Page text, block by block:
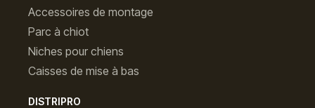
Accessoires de montage
Parc à chiot
Niches pour chiens
Caisses de mise à bas
DISTRIPRO